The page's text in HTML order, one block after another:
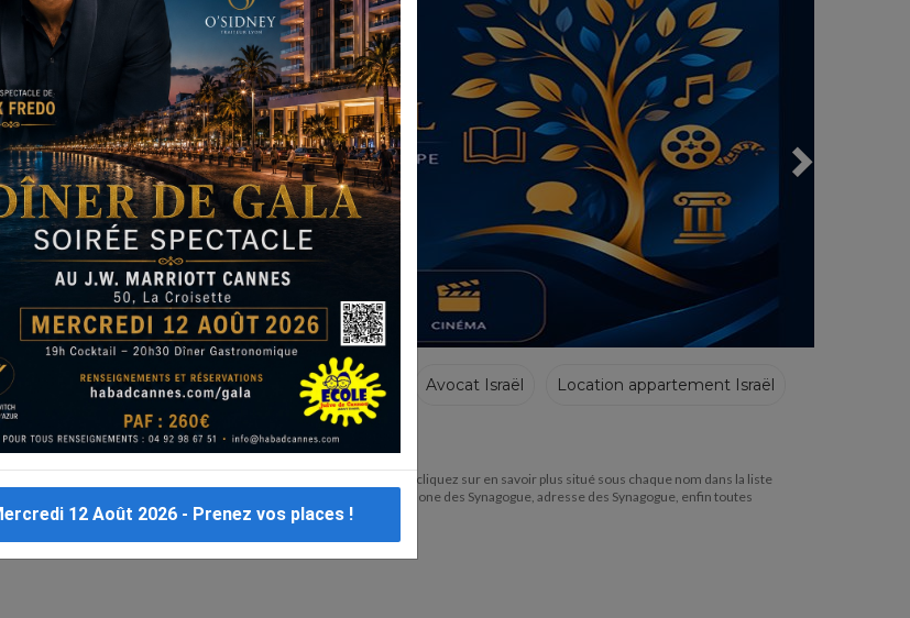
Achat Appartement Israel Crédit Israël Avocat Israël Location appartement Israël
Traiteurs
?
sous Bagneux
à Châtillon sous Bagneux. Cliquer sur le logo, le site internet, ou cliquez sur en savoir plus situé sous chaque nom dans la liste
vous présente toutes les informations sur les Synagogue, téléphone des Synagogue, adresse des Synagogue, enfin toutes
Mercredi 12 Août 2026 - Prenez vos places !